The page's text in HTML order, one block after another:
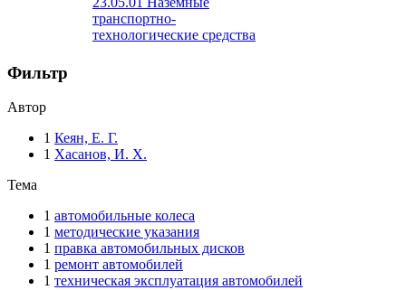
транспортно-
технологические средства
Фильтр
Автор
1 Кеян, Е. Г.
1 Хасанов, И. Х.
Тема
1 автомобильные колеса
1 методические указания
1 правка автомобильных дисков
1 ремонт автомобилей
1 техническая эксплуатация автомобилей